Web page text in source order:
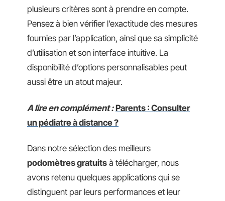
plusieurs critères sont à prendre en compte.
Pensez à bien vérifier l’exactitude des mesures
fournies par l’application, ainsi que sa simplicité
d’utilisation et son interface intuitive. La
disponibilité d’options personnalisables peut
aussi être un atout majeur.
A lire en complément : Parents : Consulter
un pédiatre à distance ?
Dans notre sélection des meilleurs
podomètres gratuits à télécharger, nous
avons retenu quelques applications qui se
distinguent par leurs performances et leur